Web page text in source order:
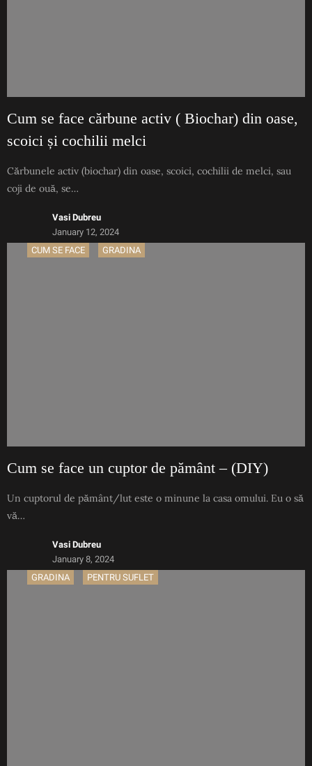
Cum se face cărbune activ ( Biochar) din oase,
scoici și cochilii melci
Cărbunele activ (biochar) din oase, scoici, cochilii de melci, sau
coji de ouă, se…
Vasi Dubreu
January 12, 2024
CUM SE FACE
GRADINA
Cum se face un cuptor de pământ – (DIY)
Un cuptorul de pământ/lut este o minune la casa omului. Eu o să
vă…
Vasi Dubreu
January 8, 2024
GRADINA
PENTRU SUFLET